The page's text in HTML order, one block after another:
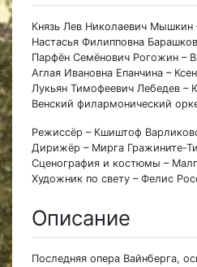
Князь Лев Николаевич Мышкин
Настасья Филипповна
Парфён Семёнович Рогожин –
Аглая Ивановна Епанчина –
Лукьян Тимофеевич Лебедев
Венский филармонический
Режиссёр – Кшиштоф
Дирижёр – Мирга Гражините-
Сценография и костюмы –
Художник по свету – Фелис
Описание
Последняя опера Вайнберга,